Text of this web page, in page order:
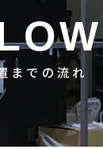
までの流れ